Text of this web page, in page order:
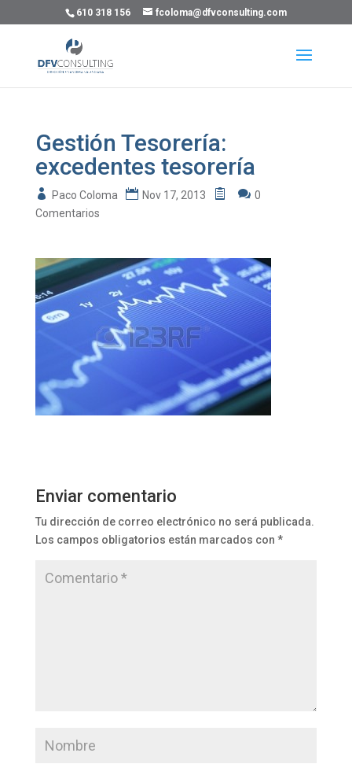
610 318 156 fcoloma@dfvconsulting.com
Gestión Tesorería:
excedentes tesorería
Paco Coloma Nov 17, 2013
0
Comentarios
Enviar comentario
Tu dirección de correo electrónico no será publicada.
Los campos obligatorios están marcados con *